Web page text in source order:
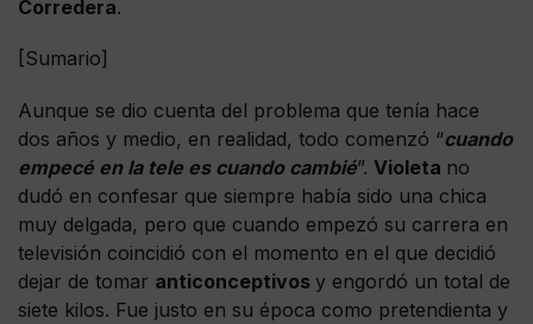
Corredera.
[Sumario]
Aunque se dio cuenta del problema que tenía hace
dos años y medio, en realidad, todo comenzó “cuando
empecé en la tele es cuando cambié”. Violeta no
dudó en confesar que siempre había sido una chica
muy delgada, pero que cuando empezó su carrera en
televisión coincidió con el momento en el que decidió
dejar de tomar anticonceptivos y engordó un total de
siete kilos. Fue justo en su época como pretendienta y